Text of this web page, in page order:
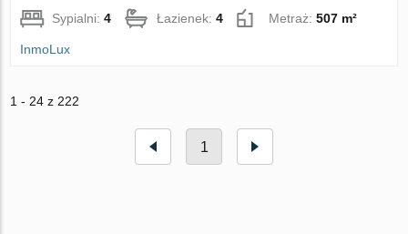
Sypialni:4 Łazienek:4 Metraż:507 m²
InmoLux
1 - 24 z 222
1